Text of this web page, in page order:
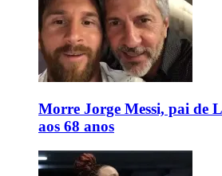
Morre Jorge Messi, pai de
aos 68 anos